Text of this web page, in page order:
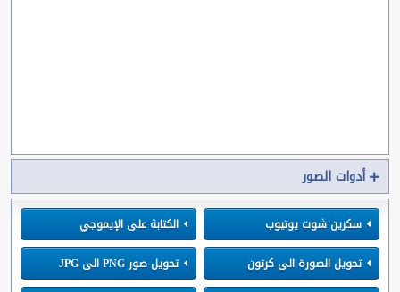
أدوات الصور
سكرين شوت يوتيوب
الكتابة على الإيموجي
تحويل الصورة الى كرتون
تحويل صور PNG الى JPG